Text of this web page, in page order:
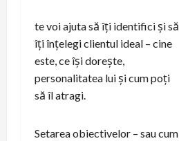
te voi ajuta să îți identifici și să
îți înțelegi clientul ideal – cine
este, ce își dorește,
personalitatea lui și cum poți
să îl atragi.
Setarea obiectivelor – sau cum